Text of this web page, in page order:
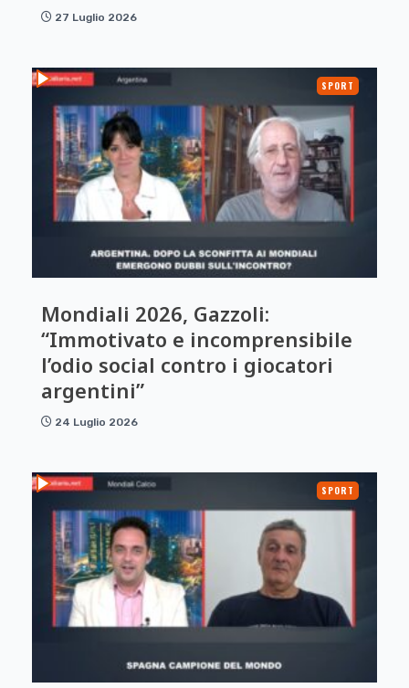
27 Luglio 2026
SPORT
Mondiali 2026, Gazzoli:
“Immotivato e incomprensibile
l’odio social contro i giocatori
argentini”
24 Luglio 2026
SPORT